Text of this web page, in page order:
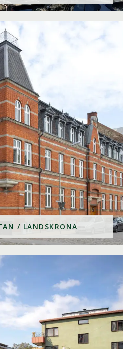
/ LANDSKRONA